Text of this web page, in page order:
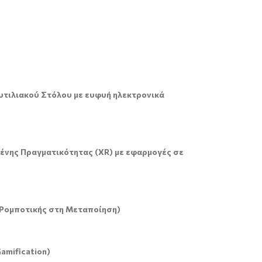
Στόλου με ευφυή ηλεκτρονικά
Πραγματικότητας (XR) με εφαρμογές σε
στη Μεταποίηση)
)